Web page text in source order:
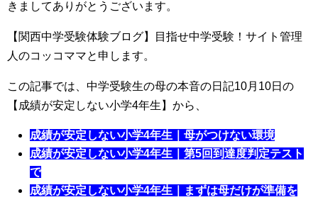
きましてありがとうございます。
【関西中学受験体験ブログ】目指せ中学受験！サイト管理
人のコッコママと申します。
この記事では、中学受験生の母の本音の日記10月10日の
【成績が安定しない小学4年生】から、
成績が安定しない小学4年生｜母がつけない環境
成績が安定しない小学4年生｜第5回到達度判定テスト
で
成績が安定しない小学4年生｜まずは母だけが準備を